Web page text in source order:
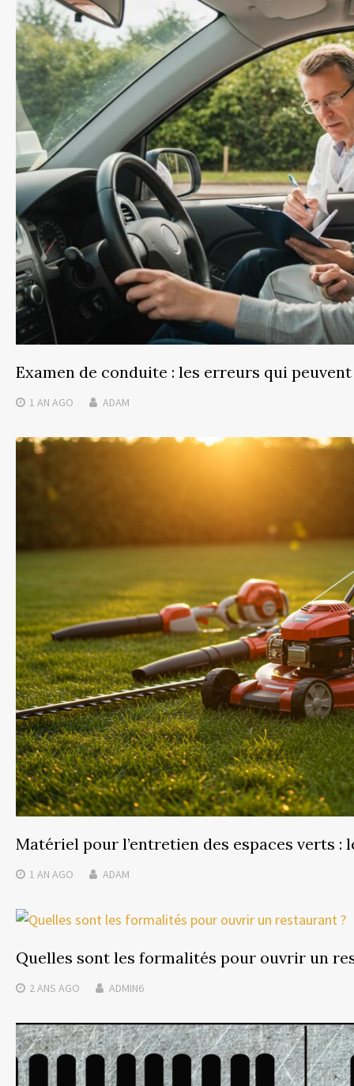
Examen de conduite : les erreurs qui
1 AN AGO ADAM
Matériel pour l’entretien des espaces verts :
1 AN AGO ADAM
Quelles sont les formalités pour ouvrir un
2 ANS AGO ADMIN6